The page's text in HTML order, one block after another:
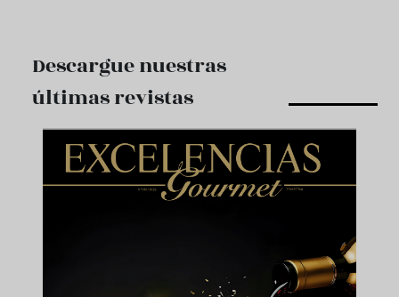
Descargue nuestras
últimas revistas